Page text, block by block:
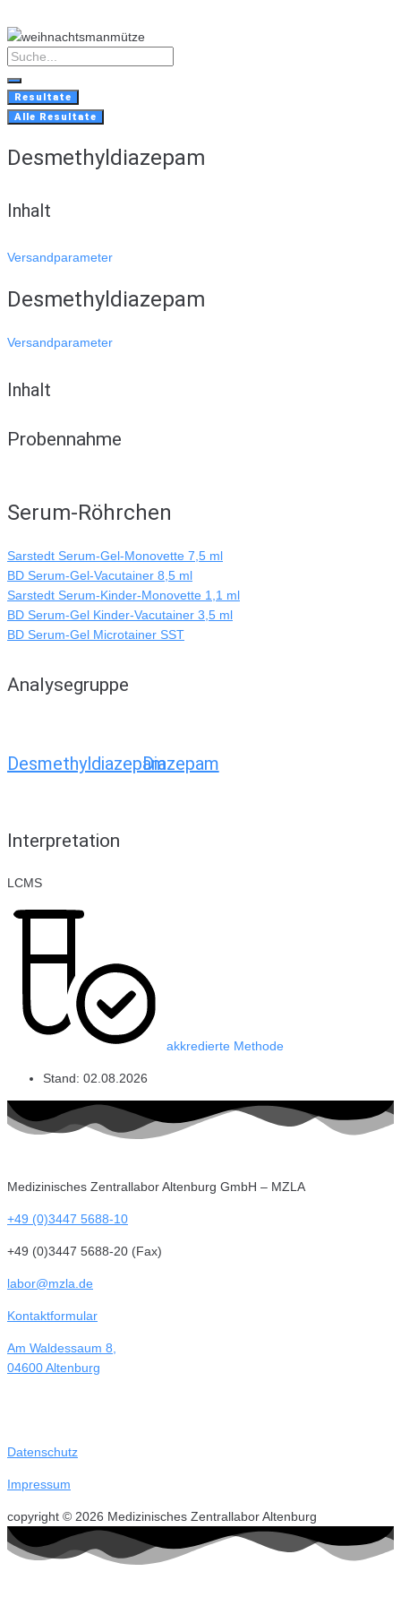
to
content
Search
...
Resultate
Alle Resultate
Desmethyldiazepam
Inhalt
Versandparameter
Desmethyldiazepam
Versandparameter
Inhalt
Probennahme
Serum-Röhrchen
Sarstedt Serum-Gel-Monovette 7,5 ml
BD Serum-Gel-Vacutainer 8,5 ml
Sarstedt Serum-Kinder-Monovette 1,1 ml
BD Serum-Gel Kinder-Vacutainer 3,5 ml
BD Serum-Gel Microtainer SST
Analysegruppe
DesmethyldiazepamDiazepam
Interpretation
LCMS
akkredierte Methode
Stand: 02.08.2026
Medizinisches Zentrallabor Altenburg GmbH – MZLA
+49 (0)3447 5688-10
+49 (0)3447 5688-20 (Fax)
labor@mzla.de
Kontaktformular
Am Waldessaum 8,
04600 Altenburg
Datenschutz
Impressum
copyright © 2026 Medizinisches Zentrallabor Altenburg